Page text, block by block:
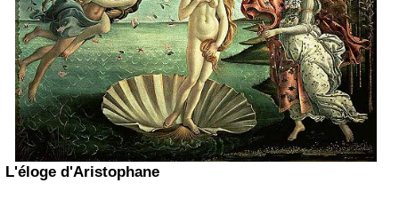
L'éloge d'Aristophane